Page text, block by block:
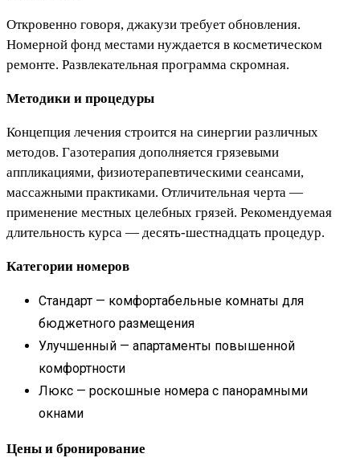
Откровенно говоря, джакузи требует обновления.
Номерной фонд местами нуждается в косметическом
ремонте. Развлекательная программа скромная.
Методики и процедуры
Концепция лечения строится на синергии различных
методов. Газотерапия дополняется грязевыми
аппликациями, физиотерапевтическими сеансами,
массажными практиками. Отличительная черта —
применение местных целебных грязей. Рекомендуемая
длительность курса — десять-шестнадцать процедур.
Категории номеров
Стандарт — комфортабельные комнаты для
бюджетного размещения
Улучшенный — апартаменты повышенной
комфортности
Люкс — роскошные номера с панорамными
окнами
Цены и бронирование